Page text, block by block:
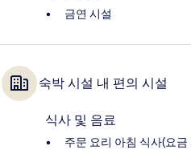
금연 시설
숙박 시설 내 편의 시설
식사 및 음료
주문 요리 아침 식사(요